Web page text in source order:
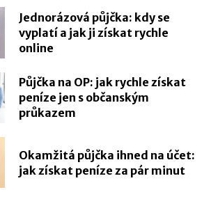
Jednorázová půjčka: kdy se
vyplatí a jak ji získat rychle
online
Půjčka na OP: jak rychle získat
peníze jen s občanským
průkazem
Okamžitá půjčka ihned na účet:
jak získat peníze za pár minut